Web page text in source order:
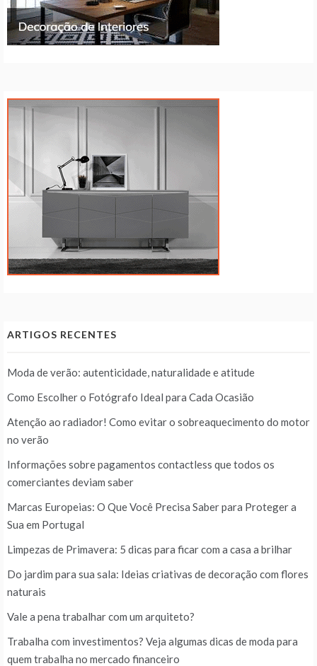
ARTIGOS RECENTES
Moda de verão: autenticidade, naturalidade e atitude
Como Escolher o Fotógrafo Ideal para Cada Ocasião
Atenção ao radiador! Como evitar o sobreaquecimento do motor
no verão
Informações sobre pagamentos contactless que todos os
comerciantes deviam saber
Marcas Europeias: O Que Você Precisa Saber para Proteger a
Sua em Portugal
Limpezas de Primavera: 5 dicas para ficar com a casa a brilhar
Do jardim para sua sala: Ideias criativas de decoração com flores
naturais
Vale a pena trabalhar com um arquiteto?
Trabalha com investimentos? Veja algumas dicas de moda para
quem trabalha no mercado financeiro